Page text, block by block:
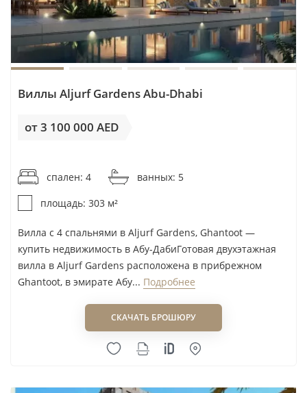
Pixel важен для оценки девелопера как
реализованный городской проект: покупатель
может осмотреть готовую среду и понять подход
Imkan к общественным пространствам,
архитектуре и управлению территорией. AlJurf,
нише приватных загородных сообществ. Здесь
плотности застройки.
Практический вывод: опыт готового Pixel полезен
при проверке качества продукта Imkan, но не
отменяет необходимость отдельной проверки
каждого нового проекта. У разных очередей
отличаются подрядчики, сроки,
инфраструктурное наполнение и условия
договора. Репутация девелопера — это фильтр
первого уровня, а не замена юридической и
Виллы Aljurf Gardens Abu-Dhabi
от 3 100 000 AED
спален: 4
ванных: 5
площадь: 303 м²
Вилла с 4 спальнями в Aljurf Gardens, Ghantoot —
купить недвижимость в Абу-ДабиГотовая двухэтажная
вилла в Aljurf Gardens расположена в прибрежном
Ghantoot, в эмирате Абу... Подробнее
СКАЧАТЬ БРОШЮРУ